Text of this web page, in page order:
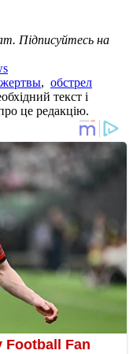
Підписуйтесь на
жертвы, обстрел
текст і
це редакцію.